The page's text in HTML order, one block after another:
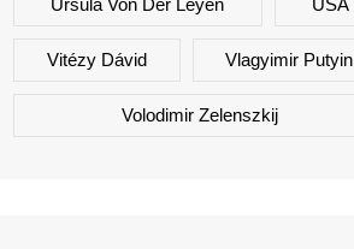
Ursula Von Der Leyen USA
Vitézy Dávid Vlagyimir Putyin
Volodimir Zelenszkij